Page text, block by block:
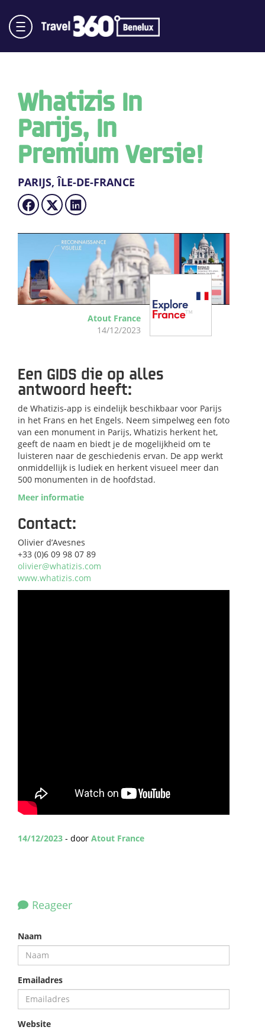
Whatizis In
Parijs, In
Premium Versie!
PARIJS, ÎLE-DE-FRANCE
Atout France
14/12/2023
Een GIDS die op alles
antwoord heeft:
de Whatizis-app is eindelijk beschikbaar voor Parijs
in het Frans en het Engels. Neem simpelweg een foto
van een monument in Parijs, Whatizis herkent het,
geeft de naam en biedt je de mogelijkheid om te
luisteren naar de geschiedenis ervan. De app werkt
onmiddellijk is ludiek en herkent visueel meer dan
500 monumenten in de hoofdstad.
Meer informatie
Contact:
Olivier d’Avesnes
+33 (0)6 09 98 07 89
olivier@whatizis.com
www.whatizis.com
14/12/2023 - door Atout France
Reageer
Naam
Emailadres
Website